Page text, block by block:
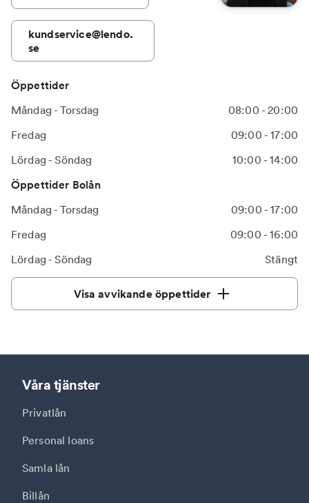
kundservice@lendo.
se
Öppettider
Måndag - Torsdag
08:00 - 20:00
Fredag
09:00 - 17:00
Lördag - Söndag
10:00 - 14:00
Öppettider Bolån
Måndag - Torsdag
09:00 - 17:00
Fredag
09:00 - 16:00
Lördag - Söndag
Stängt
Visa avvikande öppettider
Våra tjänster
Privatlån
Personal loans
Samla lån
Billån